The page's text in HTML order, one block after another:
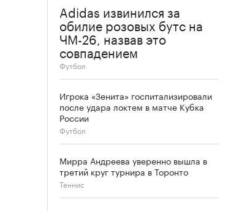
Adidas извинился за
обилие розовых бутс на
ЧМ-26, назвав это
совпадением
Футбол
Игрока «Зенита» госпитализировали
после удара локтем в матче Кубка
России
Футбол
Мирра Андреева уверенно вышла в
третий круг турнира в Торонто
Теннис